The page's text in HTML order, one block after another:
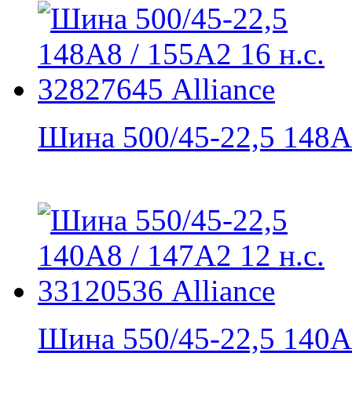
Шина 500/45-22,5
Шина 550/45-22,5